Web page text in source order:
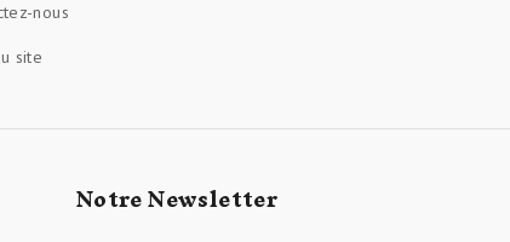
nous
site
Notre Newsletter